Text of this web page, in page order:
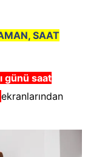
SAAT
günü saat
ekranlarından